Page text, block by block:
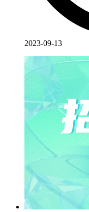
2023-09-13